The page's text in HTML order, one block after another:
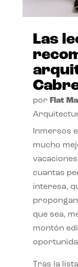
Las
por Flat
Inmersos
mucho
cuantas
interesa,
que sea,
montón
Tras la